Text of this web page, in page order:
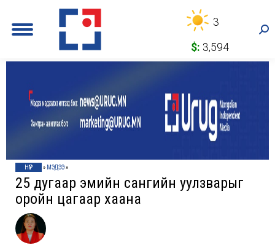
3
$: 3,594
НҮҮР » МЭДЭЭ»
25 дугаар эмийн сангийн уулзварыг
оройн цагаар хаана